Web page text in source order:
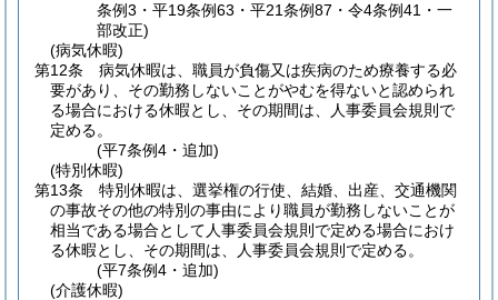
条例3・平19条例63・平21条例87・令4条例41・一
部改正)
(病気休暇)
第12条
病気休暇は、職員が負傷又は疾病のため療養する必
要があり、その勤務しないことがやむを得ないと認められ
る場合における休暇とし、その期間は、人事委員会規則で
定める。
(平7条例4・追加)
(特別休暇)
第13条
特別休暇は、選挙権の行使、結婚、出産、交通機関
の事故その他の特別の事由により職員が勤務しないことが
相当である場合として人事委員会規則で定める場合におけ
る休暇とし、その期間は、人事委員会規則で定める。
(平7条例4・追加)
(介護休暇)